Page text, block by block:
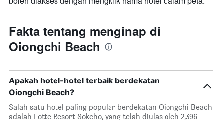
Fakta tentang menginap di
Oiongchi Beach
Apakah hotel-hotel terbaik berdekatan
Oiongchi Beach?
Salah satu hotel paling popular berdekatan Oiongchi Beach
adalah Lotte Resort Sokcho, yang telah diulas oleh 2,396